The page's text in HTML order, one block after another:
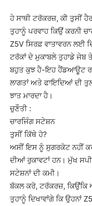
ਹੇ ਸਾਥੀ ਟਰੱਕਰਜ਼, ਕੀ ਤੁਸੀਂ
ਤੁਹਾਨੂੰ ਪਰਵਾਹ ਕਿਉਂ ਕਰਨੀ
Z5V ਸਿਰਫ਼ ਵਾਤਾਵਰਨ ਲਈ
ਟਰੱਕਾਂ ਦੇ ਮੁਕਾਬਲੇ ਤੁਹਾਡੇ
ਬਹੁਤ ਕੁਝ ਹੈ-ਇਹ ਹੈਂਡਆਊਟ
ਲਾਗਤਾਂ ਅਤੇ ਫਾਇਦਿਆਂ ਦੀ
ਝਾਤ ਮਾਰਦਾ ਹੈ।
ਚੁਣੌਤੀ :
ਚਾਰਜਿੰਗ ਸਟੇਸ਼ਨ
ਤੁਸੀਂ ਕਿੱਥੇ ਹੋ?
ਅਸੀਂ ਇਸ ਨੂੰ ਸੁਗਰਕੋਟ ਨਹੀਂ
ਦੀਆਂ ਰੁਕਾਵਟਾਂ ਹਨ। ਮੁੱਖ
ਸਟੇਸ਼ਨਾਂ ਦੀ ਕਮੀ।
ਬੱਕਲ ਕਰੋ, ਟਰੱਕਰਜ਼, ਕਿਉਂਕਿ
ਤੁਹਾਨੂੰ ਦਿਖਾਵਾਂਗੇ ਕਿ ਉਹਨਾਂ